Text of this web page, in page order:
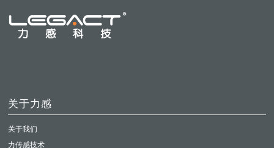
关于力感
关于我们
力传感技术